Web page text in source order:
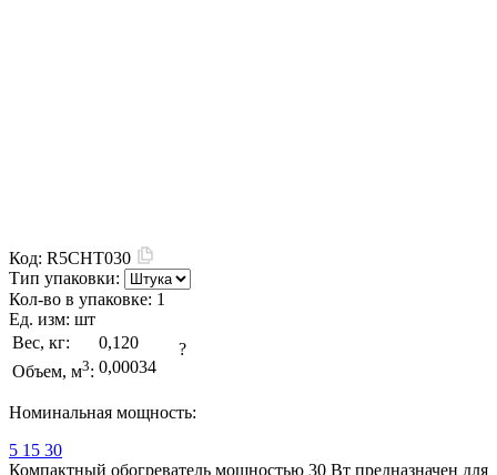
Код: R5CHT030
Тип упаковки:
Кол-во в упаковке: 1
Ед. изм: шт
Вес, кг:
0,120
Объем, м3: 0,00034
?
Номинальная мощность:
5 15 30
Компактный обогреватель мощностью 30 Вт предназначен для